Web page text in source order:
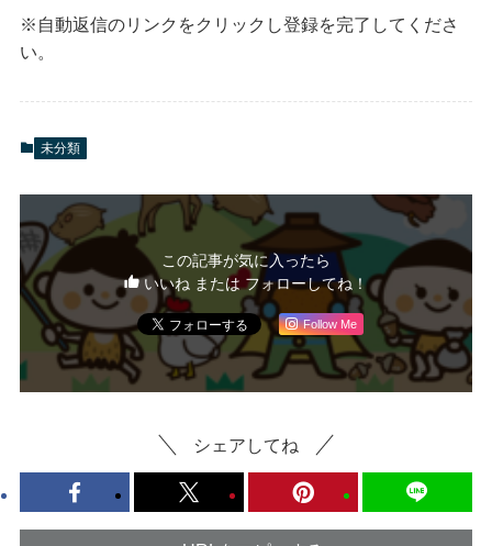
※自動返信のリンクをクリックし登録を完了してくださ
い。
未分類
この記事が気に入ったら
いいね または フォローしてね！
Follow Me
シェアしてね